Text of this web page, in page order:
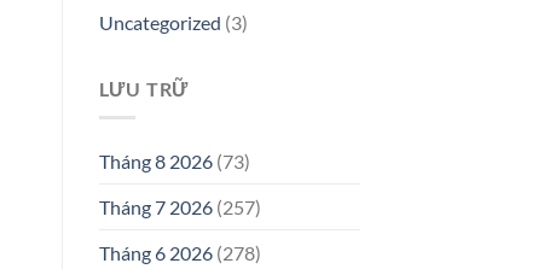
Uncategorized (3)
LƯU TRỮ
Tháng 8 2026(73)
Tháng 7 2026(257)
Tháng 6 2026(278)